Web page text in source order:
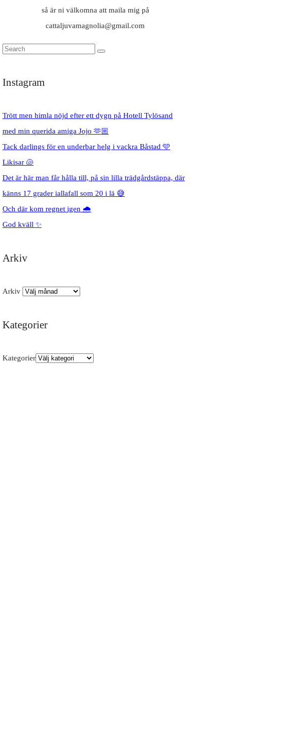
så är ni välkomna att maila mig på
cattaljuvamagnolia@gmail.com
Instagram
Trött men himla nöjd efter ett dygn på Hotell Tylösand
med min querida amiga Jojo 🫶🏼
Tack darlings för en underbar helg i vackra Båstad 🩵
Likisar 🐚
Det är här man får hålla till, på sin lilla trädgårdstäppa, där
känns 17 grader iallafall som 20 i lä 😅
Och där kom regnet igen 🌧️
God kväll ✨
Arkiv
Arkiv
Kategorier
Kategorier